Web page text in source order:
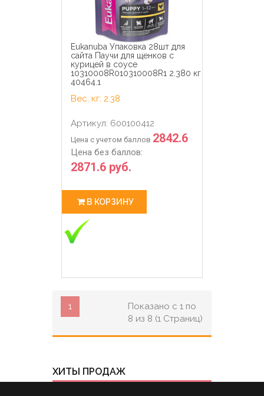
Eukanuba Упаковка 28шт для
сайта Паучи для щенков с
курицей в соусе
10310008R010310008R1 2.380 кг
40464.1
Вес, кг: 2.38
Артикул: 600100412
Цена с учетом баллов 2842.6
Цена без баллов:
2871.6 руб.
В КОРЗИНУ
1
Показано с 1 по
8 из 8 (1 Страниц)
ХИТЫ ПРОДАЖ